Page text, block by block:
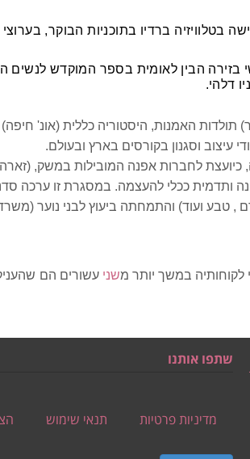
בטלוויזיה ברדיו בתוכניות הבוקר,
הבין לאומית בספר המוקדש לנשים
דלהי.
תולדות האמנות, היסטוריה כללית (אונ'
וסגנון בקורסים בארץ ובעולם.
, כיועצת לחברות אפנה המובילות במשק, (זארה
ותדמית ככלי להעצמה. במסגרת זו ערכה
טבע ועוד) והתמחתה ביעוץ לבני נוער (
לקוחותיה במשך יותר משני עשורים הם
שתפו אותנו
מדיניות פרטיות תנאי שימוש